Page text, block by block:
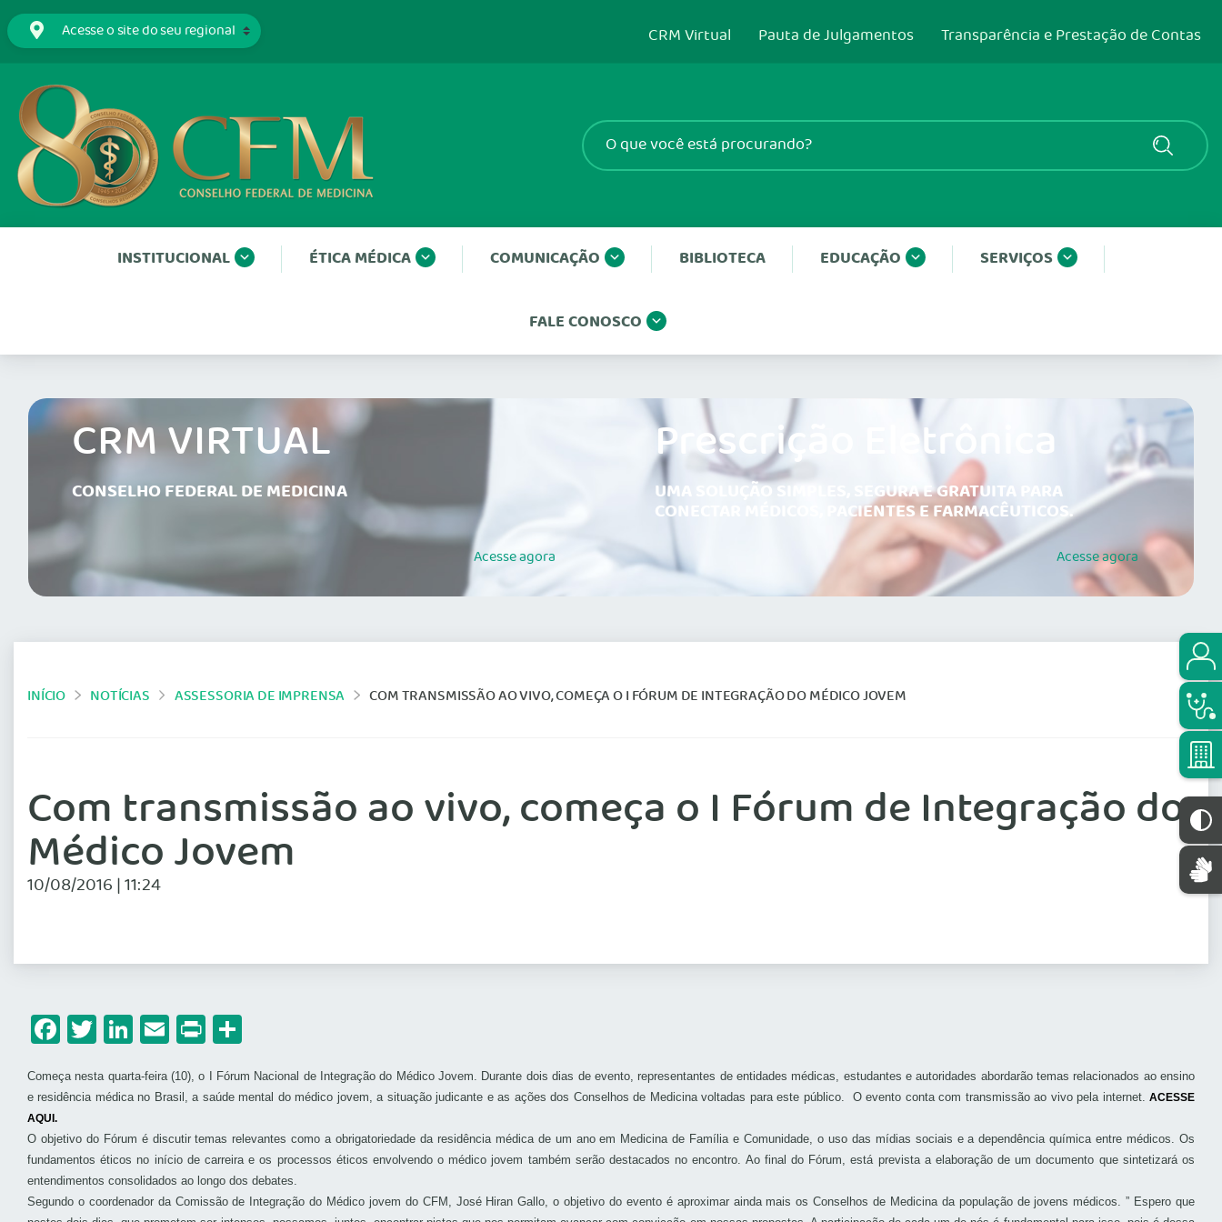
CRM Virtual Pauta de Julgamentos Transparência e Prestação de Contas
INSTITUCIONAL ÉTICA MÉDICA COMUNICAÇÃO BIBLIOTECA EDUCAÇÃO SERVIÇOS
FALE CONOSCO
CRM VIRTUAL
CONSELHO FEDERAL DE MEDICINA
Acesseagora
Prescrição Eletrônica
UMA SOLUÇÃO SIMPLES, SEGURA E GRATUITA PARA
CONECTAR MÉDICOS, PACIENTES E FARMACÊUTICOS.
Acesseagora
INÍCIO NOTÍCIAS ASSESSORIA DE IMPRENSA COM TRANSMISSÃO AO VIVO, COMEÇA O I FÓRUM DE INTEGRAÇÃO DO MÉDICO JOVEM
Com transmissão ao vivo, começa o I Fórum de Integração do
Médico Jovem
10/08/2016 | 11:24
Facebook
Twitter
LinkedIn
Email
Print
Começa nesta quarta-feira (10), o I Fórum Nacional de Integração do Médico Jovem. Durante dois dias de evento, representantes de entidades médicas, estudantes e autoridades abordarão temas relacionados ao ensino
e residência médica no Brasil, a saúde mental do médico jovem, a situação judicante e as ações dos Conselhos de Medicina voltadas para este público.
O evento conta com transmissão ao vivo pela internet. ACESSE
AQUI.
O objetivo do Fórum é discutir temas relevantes como a obrigatoriedade da residência médica de um ano em Medicina de Família e Comunidade, o uso das mídias sociais e a dependência química entre médicos. Os
fundamentos éticos no início de carreira e os processos éticos envolvendo o médico jovem também serão destacados no encontro. Ao final do Fórum, está prevista a elaboração de um documento que sintetizará os
entendimentos consolidados ao longo dos debates.
Segundo o coordenador da Comissão de Integração do Médico jovem do CFM, José Hiran Gallo, o objetivo do evento é aproximar ainda mais os Conselhos de Medicina da população de jovens médicos. ” Espero que